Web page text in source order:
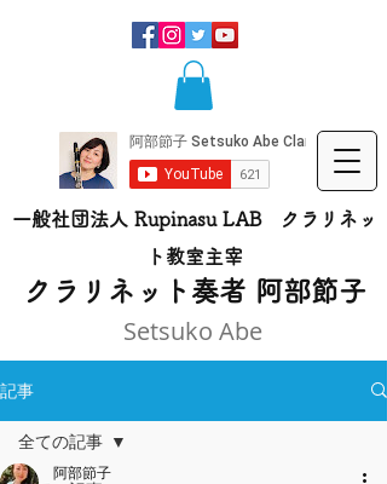
Setsuko Abe
一般社団法人 Rupinasu LAB クラリネッ
ト​教室主宰
​クラリネット奏者 阿部節子
記事
全ての記事
阿部節子